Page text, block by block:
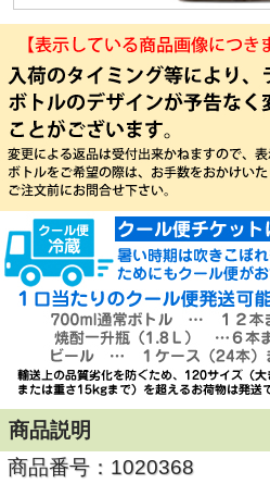
商品説明
商品番号：1020368